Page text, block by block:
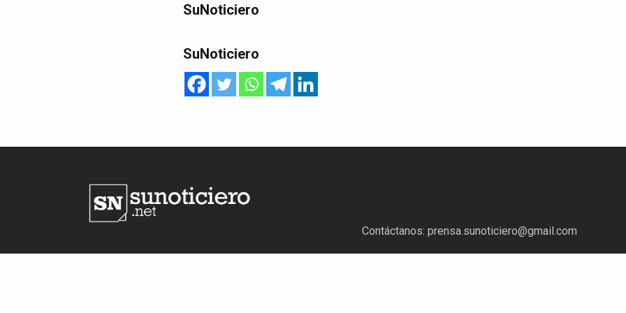
SuNoticiero
SuNoticiero
Contáctanos: prensa.sunoticiero@gmail.com